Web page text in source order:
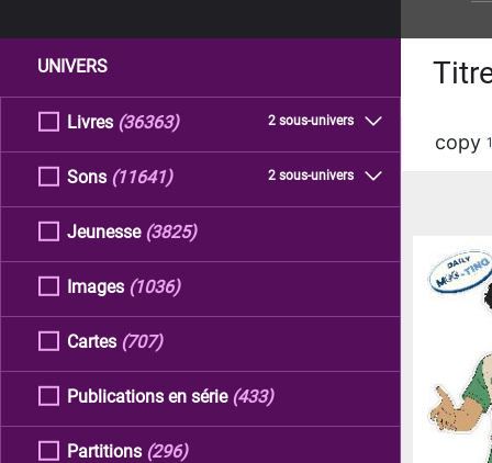
UNIVERS
Livres 2 sous-univers
(36363)
Sons 2 sous-univers
(11641)
Jeunesse (3825)
Images (1036)
Cartes (707)
Publications en série (433)
Partitions (296)
copy